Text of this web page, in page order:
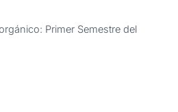
Primer Semestre del